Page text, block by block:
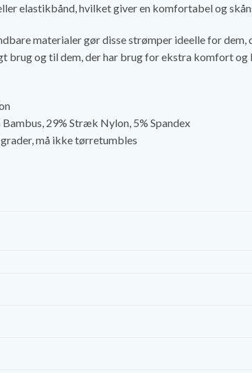
elastikbånd, hvilket giver en komfortabel og
materialer gør disse strømper ideelle for
brug og til dem, der har brug for ekstra komfort og
29% Stræk Nylon, 5% Spandex
må ikke tørretumbles